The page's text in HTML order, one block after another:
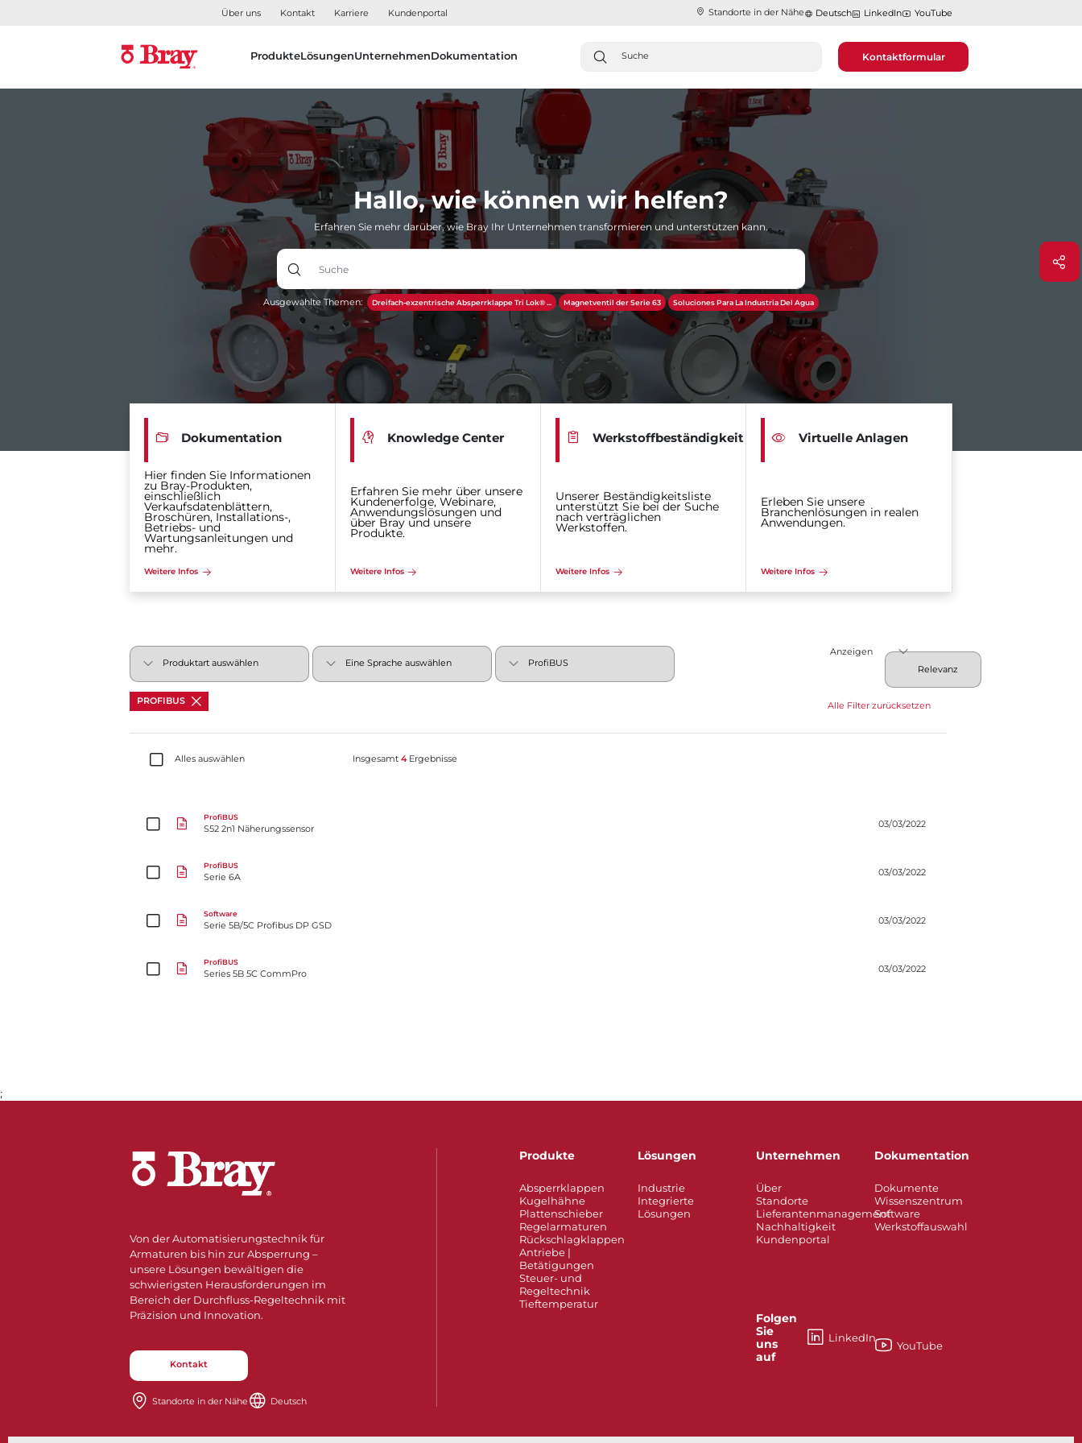
Über uns Kontakt Karriere Kundenportal Standorte in der Nähe​​​​​​​ Deutsch LinkedIn YouTube
ProdukteLösungenUnternehmenDokumentation Kontaktformular
Hallo, wie können wir helfen?
Erfahren Sie mehr darüber, wie Bray Ihr Unternehmen transformieren und unterstützen kann.
Ausgewählte Themen: Dreifach-exzentrische Absperrklappe Tri Lok® ... Magnetventil der Serie 63 Soluciones Para La Industria Del Agua
Dokumentation
Hier finden Sie Informationen
zu Bray-Produkten,
einschließlich
Verkaufsdatenblättern,
Broschüren, Installations-,
Betriebs- und
Wartungsanleitungen und
mehr.
Weitere Infos
Knowledge Center
Erfahren Sie mehr über unsere
Kundenerfolge, Webinare,
Anwendungslösungen und
über Bray und unsere
Produkte.
Weitere Infos
Werkstoffbeständigkeit
Unserer Beständigkeitsliste
unterstützt Sie bei der Suche
nach verträglichen
Werkstoffen.
Weitere Infos
Virtuelle Anlagen
Erleben Sie unsere
Branchenlösungen in realen
Anwendungen.
Weitere Infos
Anzeigen
PROFIBUS Alle Filter zurücksetzen
Alles auswählen Insgesamt4Ergebnisse
ProfiBUS
S52 2n1 Näherungssensor 03/03/2022
ProfiBUS
Serie 6A 03/03/2022
Software
Serie 5B/5C Profibus DP GSD 03/03/2022
ProfiBUS
Series 5B 5C CommPro 03/03/2022
;
Von der Automatisierungstechnik für
Armaturen bis hin zur Absperrung –
unsere Lösungen bewältigen die
schwierigsten Herausforderungen im
Bereich der Durchfluss-Regeltechnik mit
Präzision und Innovation.
Kontakt
Standorte in der Nähe​​​​​​​ Deutsch
Produkte
Absperrklappen
Kugelhähne
Plattenschieber
Regelarmaturen
Rückschlagklappen
Antriebe |
Betätigungen
Steuer- und
Regeltechnik
Tieftemperatur​​​​​​​
Lösungen
Industrie
Integrierte
Lösungen
Unternehmen
Über
Standorte
Lieferantenmanagement
Nachhaltigkeit
Kundenportal
Folgen
Sie
uns
auf
LinkedIn
Dokumentation
Dokumente
Wissenszentrum
Software
Werkstoffauswahl
YouTube